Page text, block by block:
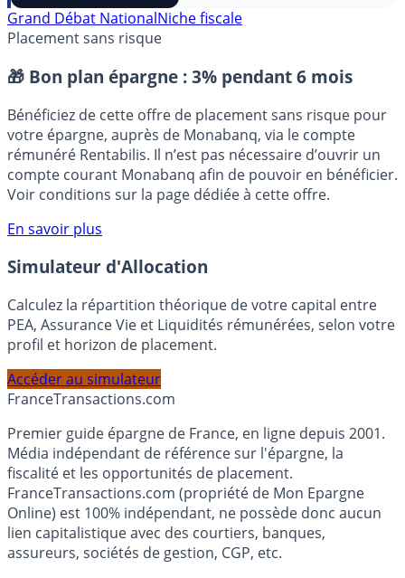
⭐️ Suivre sur Google
Placement sans risque
🎁 Bon plan épargne : 3% pendant 6 mois
Bénéficiez de cette offre de placement sans risque pour
votre épargne, auprès de Monabanq, via le compte
rémunéré Rentabilis. Il n’est pas nécessaire d’ouvrir un
compte courant Monabanq afin de pouvoir en bénéficier.
Voir conditions sur la page dédiée à cette offre.
En savoir plus
Simulateur d'Allocation
Calculez la répartition théorique de votre capital entre
profil et horizon de placement.
FranceTransactions.com
Premier guide épargne de France, en ligne depuis 2001.
Média indépendant de référence sur l'épargne, la
fiscalité et les opportunités de placement.
FranceTransactions.com (propriété de Mon Epargne
Online) est 100% indépendant, ne possède donc aucun